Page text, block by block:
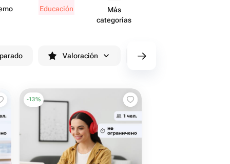
Educación
Más
categorías
Valoración cv/filters/name_fast_delivery
-13%